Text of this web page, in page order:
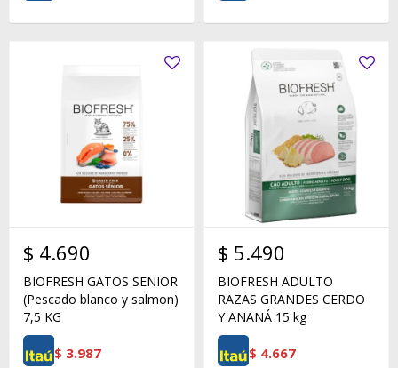
$ 4.690
BIOFRESH GATOS SENIOR
(Pescado blanco y salmon)
7,5 KG
$ 3.987
$ 5.490
BIOFRESH ADULTO
RAZAS GRANDES CERDO
Y ANANÁ 15 kg
$ 4.667